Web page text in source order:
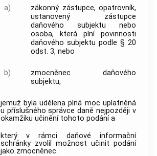
a)
zákonný zástupce, opatrovník,
ustanovený zástupce
daňového subjektu nebo
osoba, která plní povinnosti
daňového subjektu podle § 20
odst. 3, nebo
b)
zmocněnec daňového
subjektu,
jemuž byla udělena plná moc uplatněná
u příslušného správce daně nejpozději v
okamžiku učinění tohoto podání a
který v rámci daňové informační
schránky zvolil možnost učinit podání
jako zmocněnec.